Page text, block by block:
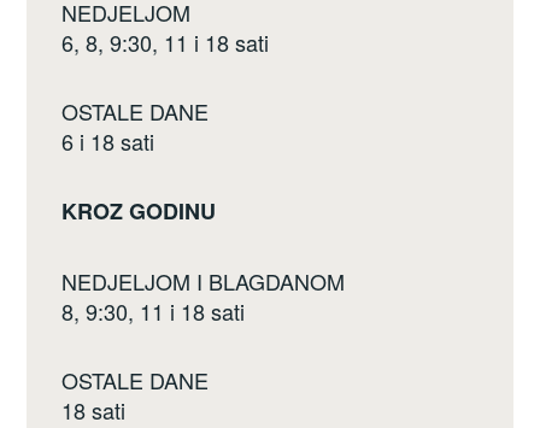
NEDJELJOM
6, 8, 9:30, 11 i 18 sati
OSTALE DANE
6 i 18 sati
KROZ GODINU
NEDJELJOM I BLAGDANOM
8, 9:30, 11 i 18 sati
OSTALE DANE
18 sati